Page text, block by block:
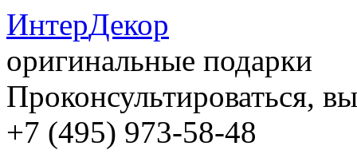
ИнтерДекор
оригинальные подарки
Проконсультироваться,
+7 (495) 973-58-48